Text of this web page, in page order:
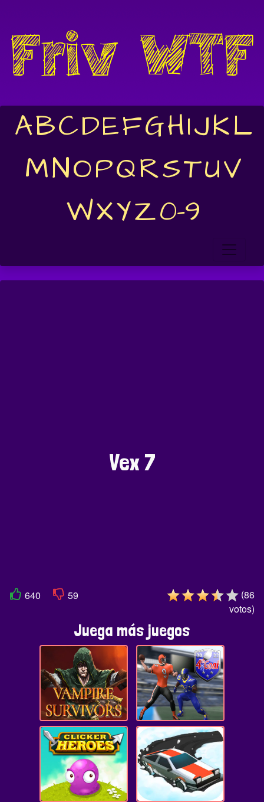
ABCDEFGHIJKL
MNOPQRSTUV
WXYZ0-9
Vex 7
640 59 (86
votos)
Juega más juegos